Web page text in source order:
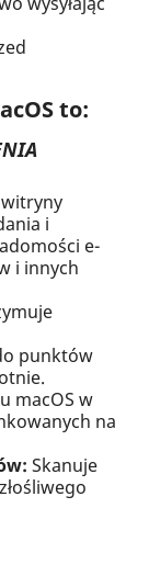
to:
i
e-
i innych
punktów
macOS w
na
Skanuje